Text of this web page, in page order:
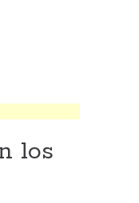
los